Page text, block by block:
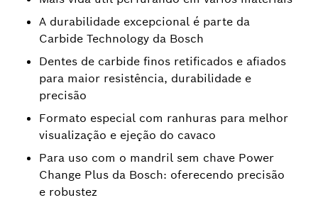
A durabilidade excepcional é parte da
Carbide Technology da Bosch
Dentes de carbide finos retificados e afiados
para maior resistência, durabilidade e
precisão
Formato especial com ranhuras para melhor
visualização e ejeção do cavaco
Para uso com o mandril sem chave Power
Change Plus da Bosch: oferecendo precisão
e robustez